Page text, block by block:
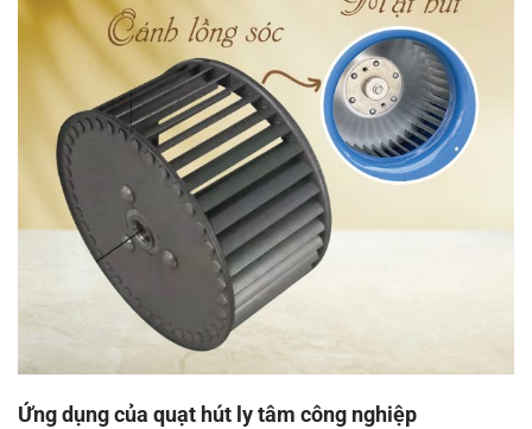
Ứng dụng của quạt hút ly tâm công nghiệp